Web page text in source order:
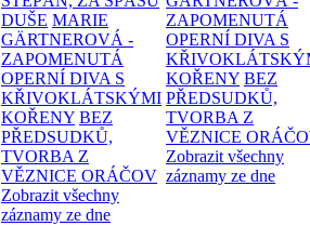
DUŠE MARIE
GÄRTNEROVÁ -
ZAPOMENUTÁ
OPERNÍ DIVA S
KŘIVOKLÁTSKÝMI
KOŘENY BEZ
PŘEDSUDKŮ,
TVORBA Z
VĚZNICE ORÁČOV
Zobrazit všechny
záznamy ze dne
ZAPOMENUTÁ
OPERNÍ DIVA S
KOŘENY BEZ
PŘEDSUDKŮ,
TVORBA Z
VĚZNICE
Zobrazit všechny
záznamy ze dne